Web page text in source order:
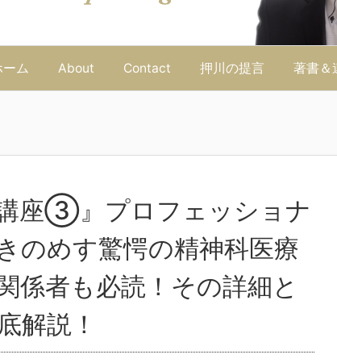
ーム About Contact 押川の提言 著書＆
講座③』プロフェッショナ
めす驚愕の精神科医療
者も必読！その詳細と
解説！